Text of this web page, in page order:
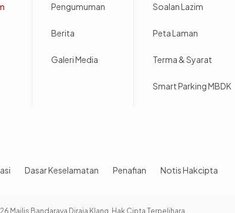
Pengumuman
Berita
Galeri Media
Soalan Lazim
Peta Laman
Terma & Syarat
Smart Parking MBDK
Dasar Keselamatan Penafian Notis Hakcipta
Majlis Bandaraya Diraja Klang. Hak Cipta Terpelihara.